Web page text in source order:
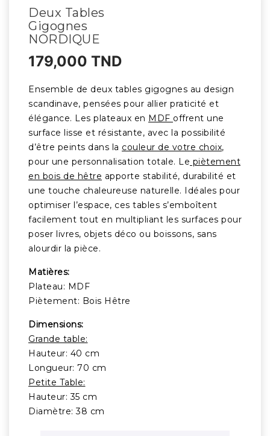
Deux Tables
Gigognes
NORDIQUE
179,000 TND
Ensemble de deux tables gigognes au design
scandinave, pensées pour allier praticité et
élégance. Les plateaux en MDF offrent une
surface lisse et résistante, avec la possibilité
d’être peints dans la couleur de votre choix,
pour une personnalisation totale. Le piètement
en bois de hêtre apporte stabilité, durabilité et
une touche chaleureuse naturelle. Idéales pour
optimiser l’espace, ces tables s’emboîtent
facilement tout en multipliant les surfaces pour
poser livres, objets déco ou boissons, sans
alourdir la pièce.
Matières:
Plateau: MDF
Piètement: Bois Hêtre
Dimensions:
Grande table:
Hauteur: 40 cm
Longueur: 70 cm
Petite Table:
Hauteur: 35 cm
Diamètre: 38 cm